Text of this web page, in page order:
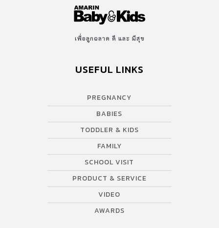
เพื่อลูกฉลาด ดี และ มีสุข
USEFUL LINKS
PREGNANCY
BABIES
TODDLER & KIDS
FAMILY
SCHOOL VISIT
PRODUCT & SERVICE
VIDEO
AWARDS